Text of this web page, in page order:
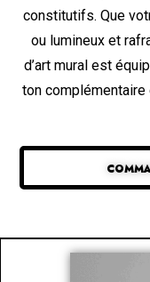
constitutifs. Que
ou lumineux et
d’art mural est
ton complémentaire